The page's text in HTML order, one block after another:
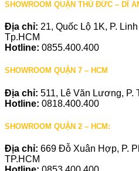
SHOWROOM QUẬN THỦ ĐỨC – DĨ
Địa chỉ: 21, Quốc Lộ 1K, P.
Tp.HCM
Hotline: 0855.400.400
SHOWROOM QUẬN 7 – HCM
Địa chỉ: 511, Lê Văn Lương, P.
Hotline: 0818.400.400
SHOWROOM QUẬN 2 – HCM:
Địa chỉ: 669 Đỗ Xuân Hợp, P.
TP.HCM